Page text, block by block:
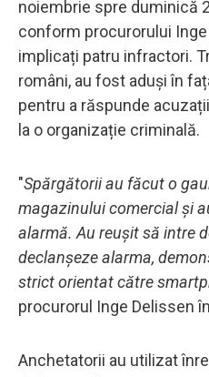
noiembrie spre duminică
conform procurorului
implicați patru infractori.
români, au fost aduși în
pentru a răspunde
la o organizație criminală.
"Spărgătorii au făcut o
magazinului comercial și
alarmă. Au reușit să intre
declanșeze alarma,
strict orientat către
procurorul Inge Delissen
Anchetatorii au utilizat